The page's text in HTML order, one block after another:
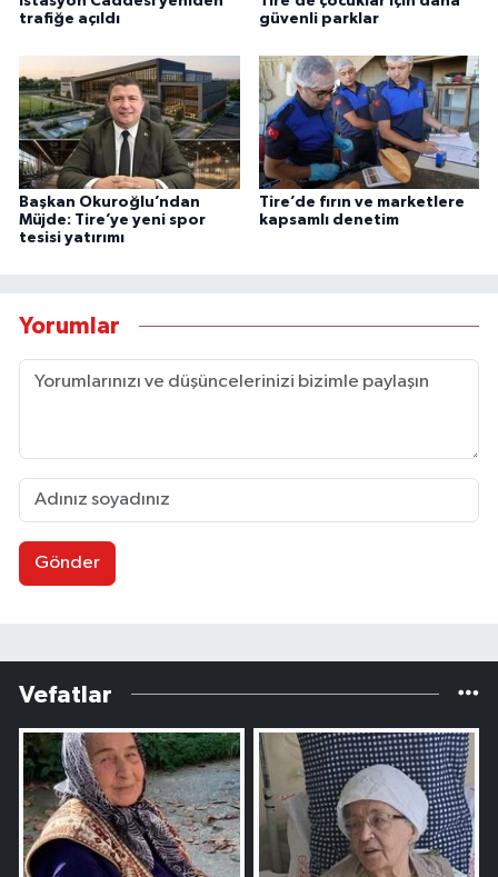
trafiğe açıldı
güvenli parklar
Başkan Okuroğlu’ndan
Müjde: Tire’ye yeni spor
tesisi yatırımı
Tire’de fırın ve marketlere
kapsamlı denetim
Yorumlar
Gönder
Vefatlar